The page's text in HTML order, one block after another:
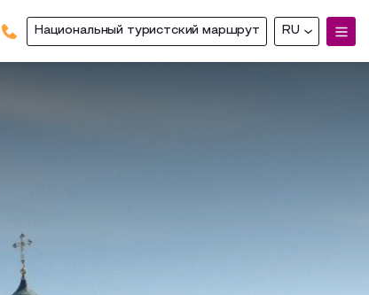
Национальный туристский маршрут RU